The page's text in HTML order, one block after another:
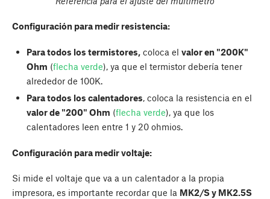
Configuración para medir resistencia:
Para todos los termistores,coloca el valor en "200K"
Ohm (flecha verde), ya que el termistor debería tener
alrededor de 100K.
Para todos los calentadores, coloca la resistencia en el
valor de "200" Ohm (flecha verde), ya que los
calentadores leen entre 1 y 20 ohmios.
Configuración para medir voltaje:
Si mide el voltaje que va a un calentador a la propia
impresora, es importante recordar que la MK2/S y MK2.5S